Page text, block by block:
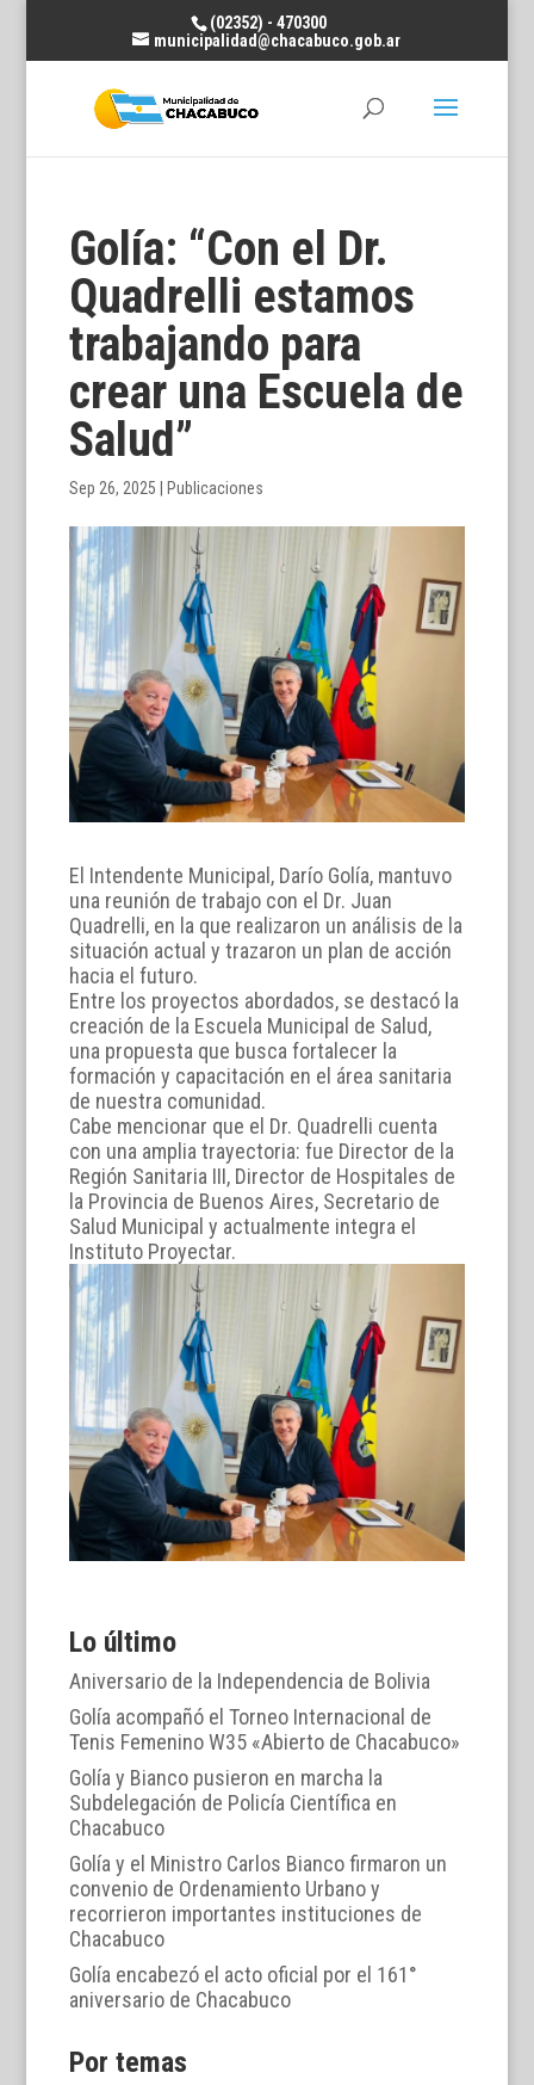
(02352) - 470300
municipalidad@chacabuco.gob.ar
Golía: “Con el Dr.
Quadrelli estamos
trabajando para
crear una Escuela de
Salud”
Sep 26, 2025 Publicaciones
El Intendente Municipal, Darío Golía, mantuvo
una reunión de trabajo con el Dr. Juan
Quadrelli, en la que realizaron un análisis de la
situación actual y trazaron un plan de acción
hacia el futuro.
Entre los proyectos abordados, se destacó la
creación de la Escuela Municipal de Salud,
una propuesta que busca fortalecer la
formación y capacitación en el área sanitaria
de nuestra comunidad.
Cabe mencionar que el Dr. Quadrelli cuenta
con una amplia trayectoria: fue Director de la
Región Sanitaria III, Director de Hospitales de
la Provincia de Buenos Aires, Secretario de
Salud Municipal y actualmente integra el
Instituto Proyectar.
Lo último
Aniversario de la Independencia de Bolivia
Golía acompañó el Torneo Internacional de
Tenis Femenino W35 «Abierto de Chacabuco»
Golía y Bianco pusieron en marcha la
Subdelegación de Policía Científica en
Chacabuco
Golía y el Ministro Carlos Bianco firmaron un
convenio de Ordenamiento Urbano y
recorrieron importantes instituciones de
Chacabuco
Golía encabezó el acto oficial por el 161°
aniversario de Chacabuco
Por temas